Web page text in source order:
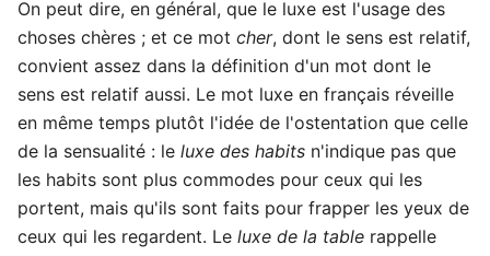
On peut dire, en général, que le luxe est l'usage des
choses chères ; et ce mot cher, dont le sens est relatif,
convient assez dans la définition d'un mot dont le
sens est relatif aussi. Le mot luxe en français réveille
en même temps plutôt l'idée de l'ostentation que celle
de la sensualité : le luxe des habits n'indique pas que
les habits sont plus commodes pour ceux qui les
portent, mais qu'ils sont faits pour frapper les yeux de
ceux qui les regardent. Le luxe de la table rappelle